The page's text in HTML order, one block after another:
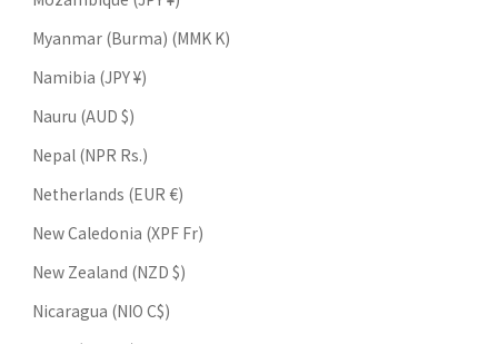
Myanmar (Burma) (MMK K)
Namibia (JPY ¥)
Nauru (AUD $)
Nepal (NPR Rs.)
Netherlands (EUR €)
New Caledonia (XPF Fr)
New Zealand (NZD $)
Nicaragua (NIO C$)